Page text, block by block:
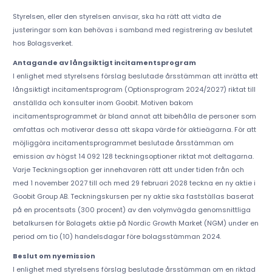
Styrelsen, eller den styrelsen anvisar, ska ha rätt att vidta de
justeringar som kan behövas i samband med registrering av beslutet
hos Bolagsverket.
Antagande av långsiktigt incitamentsprogram
I enlighet med styrelsens förslag beslutade årsstämman att inrätta ett
långsiktigt incitamentsprogram (Optionsprogram 2024/2027) riktat till
anställda och konsulter inom Goobit. Motiven bakom
incitamentsprogrammet är bland annat att bibehålla de personer som
omfattas och motiverar dessa att skapa värde för aktieägarna. För att
möjliggöra incitamentsprogrammet beslutade årsstämman om
emission av högst 14 092 128 teckningsoptioner riktat mot deltagarna.
Varje Teckningsoption ger innehavaren rätt att under tiden från och
med 1 november 2027 till och med 29 februari 2028 teckna en ny aktie i
Goobit Group AB. Teckningskursen per ny aktie ska fastställas baserat
på en procentsats (300 procent) av den volymvägda genomsnittliga
betalkursen för Bolagets aktie på Nordic Growth Market (NGM) under en
period om tio (10) handelsdagar före bolagsstämman 2024.
Beslut om nyemission
I enlighet med styrelsens förslag beslutade årsstämman om en riktad